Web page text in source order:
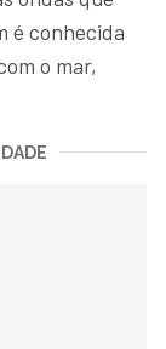
é conhecida
o mar,